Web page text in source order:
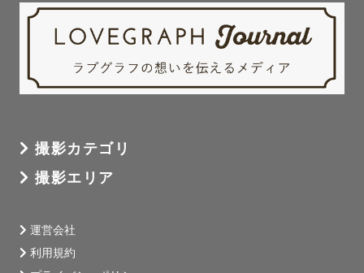
撮影カテゴリ
撮影エリア
運営会社
利用規約